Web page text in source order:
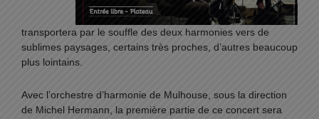
transportera par le souffle des deux harmonies vers de
sublimes paysages, certains très proches, d’autres beaucoup
plus lointains.
Avec l’orchestre d’harmonie de Mulhouse, sous la direction
de Michel Hermann, la première partie de ce concert sera